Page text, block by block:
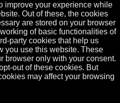
improve your experience while
Out of these, the cookies
are stored on your browser
of basic functionalities of
party cookies that help us
you use this website. These
browser only with your consent.
out of these cookies. But
may affect your browsing